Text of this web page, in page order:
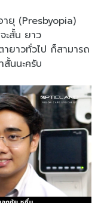
ายุ (Presbyopia)
ะสั้น ยาว
ยาวทั่วไป ก็สามารถ
นนะครับ